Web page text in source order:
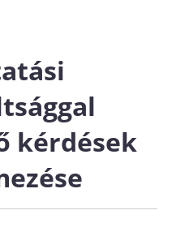
kérdések